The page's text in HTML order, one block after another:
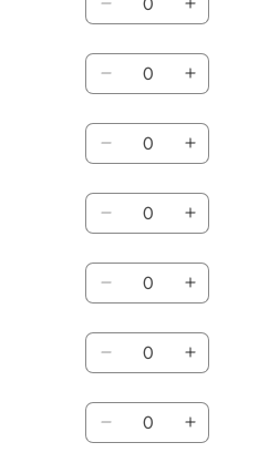
減
ら
す
増
や
す
ら
す
や
す
量
ら
す
量
増
や
す
ブ
ル
ー
量
を
減
ら
す
ブ
ル
ー
数
量
を
増
や
す
ッ
ス
の
数
量
ら
す
ッ
ス
の
数
量
増
や
す
量
タ
ー
イ
ズ
の
数
減
ら
す
L
タ
ー
イ
ズ
の
数
を
増
や
す
数
量
ア
ー
ー
グ
リ
ー
数
量
を
減
L
ア
ー
ー
グ
リ
ー
の
数
量
を
増
数
量
蛍
光
エ
ロ
ー
の
を
L
蛍
光
エ
ロ
ー
の
量
を
数
量
蛍
光
レ
ン
ジ
の
L
蛍
光
レ
ン
ジ
の
数
量
蛍
光
ン
ク
L
蛍
光
ン
ク
数
量
バ
ー
L
バ
ー
数
量
L